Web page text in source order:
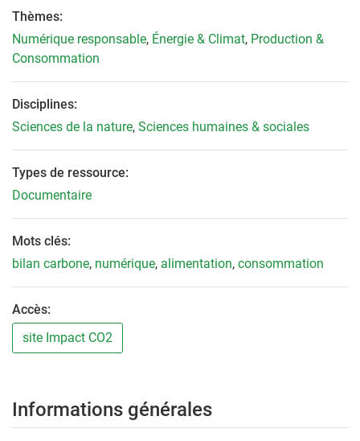
Thèmes:
Numérique responsable, Énergie & Climat, Production &
Consommation
Disciplines:
Sciences de la nature, Sciences humaines & sociales
Types de ressource:
Documentaire
Mots clés:
bilan carbone, numérique, alimentation, consommation
Accès:
site Impact CO2
Informations générales